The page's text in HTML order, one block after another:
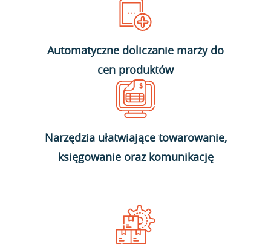
Automatyczne doliczanie marży do
cen produktów
Narzędzia ułatwiające towarowanie,
księgowanie oraz komunikację